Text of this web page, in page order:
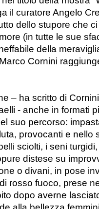
il curatore Angelo
dello stupore che
(in tutte le sue
della
Cornini
– ha scritto di
- anche in formati
suo percorso:
provocanti e nello
sciolti, i seni
distese su
o divani, in pose
rosso fuoco, prese
dopo averne